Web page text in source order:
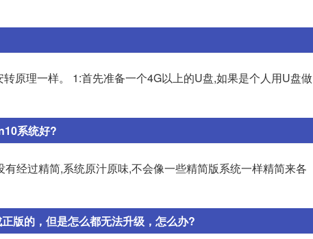
原理一样。 1:首先准备一个4G以上的U盘,如果是个人用U盘做
系统好?
经过精简,系统原汁原味,不会像一些精简版系统一样精简来各
版的，但是怎么都无法升级，怎么办?